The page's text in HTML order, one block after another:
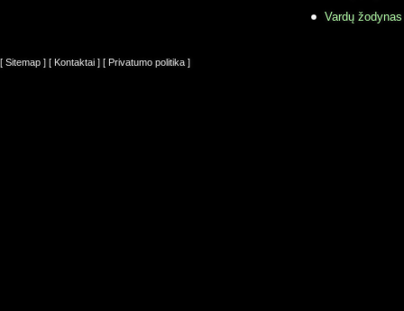
Vardų
[ Sitemap ] [ Kontaktai ] [ Privatumo politika ]